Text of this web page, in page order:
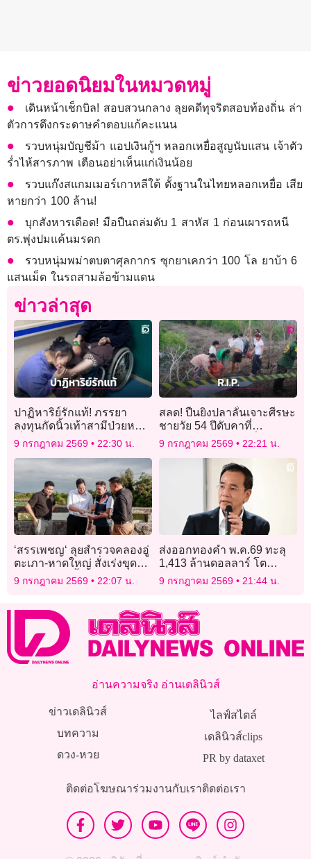
ข่าวยอดนิยมในหมวดหมู่
เดินหน้าเช็กบิล! สอบสวนกลาง ลุยคดีทุจริตสอบท้องถิ่น ล่า
ตัวการดึงกระดาษคำตอบแก้คะแนน
รวบหนุ่มบัญชีม้า แอปเงินกู้ฯ หลอกเหยื่อสูญนับแสน เจ้าตัว
ร่ำไห้สารภาพ เตือนอย่าเห็นแก่เงินน้อย
รวบแก๊งสแกมเมอร์เกาหลีใต้ ตั้งฐานในไทยหลอกเหยื่อ เสีย
หายกว่า 100 ล้าน!
บุกสังหารเดือด! มือปืนถล่มดับ 1 สาหัส 1 ก่อนเผารถหนี
ตร.พุ่งปมแค้นมรดก
รวบหนุ่มพม่าตบตาศุลกากร ซุกยาเคกว่า 100 โล ยาบ้า 6
แสนเม็ด ในรถสามล้อข้ามแดน
ข่าวล่าสุด
ปาฏิหาริย์รักแท้! ภรรยา
ลงทุนกัดนิ้วเท้าสามีป่วยหนัก
เป็นเจ้าชายนิทรา ช่วย
กระตุ้นประสาทจนฟื้น
9 กรกฎาคม 2569 22:30 น.
สลด! ปืนยิงปลาลั่นเจาะศีรษะ
ชายวัย 54 ปีดับคาที่
อ.องครักษ์ เจ้าหน้าที่เร่งสอบ
สาเหตุ
9 กรกฎาคม 2569 22:21 น.
‘สรรเพชญ‘ ลุยสำรวจคลองอู่
ตะเภา-หาดใหญ่ สั่งเร่งขุด
ลอกเปิดทางน้ำ รับหน้ามรสุม
9 กรกฎาคม 2569 22:07 น.
ส่งออกทองคำ พ.ค.69 ทะลุ
1,413 ล้านดอลลาร์ โต
55.75% หลังธนาคารกลาง
ทั่วโลกแห่ตุน
9 กรกฎาคม 2569 21:44 น.
อ่านความจริง อ่านเดลินิวส์
ข่าวเดลินิวส์
บทความ
ดวง-หวย
ไลฟ์สไตล์
เดลินิวส์clips
PR by dataxet
ติดต่อโฆษณาร่วมงานกับเราติดต่อเรา